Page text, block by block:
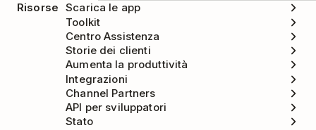
Risorse Scarica le app
Toolkit
Centro Assistenza
Storie dei clienti
Aumenta la produttività
Integrazioni
Channel Partners
API per sviluppatori
Stato